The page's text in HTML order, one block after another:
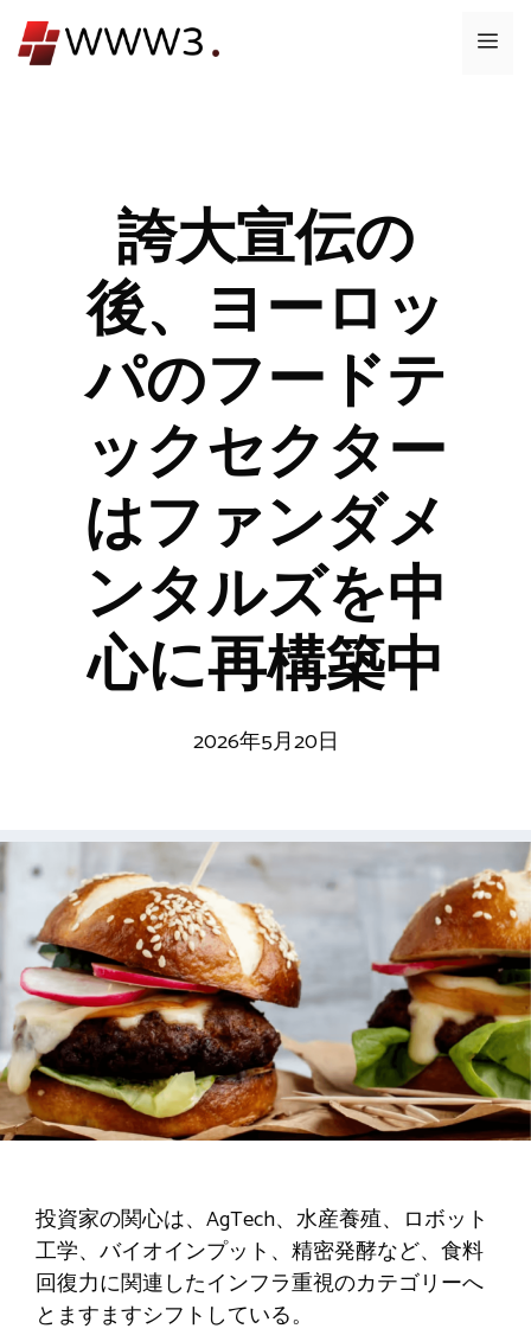
ン
メ
誇大宣伝の
後、ヨーロッ
パのフードテ
ックセクター
はファンダメ
ンタルズを中
心に再構築中
2026年5月20日
投資家の関心は、AgTech、水産養殖、ロボット
工学、バイオインプット、精密発酵など、食料
回復力に関連したインフラ重視のカテゴリーへ
とますますシフトしている。